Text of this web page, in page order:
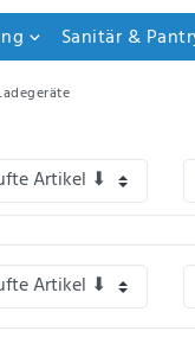
Sanitär &